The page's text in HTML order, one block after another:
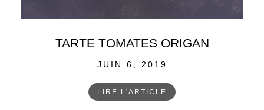
TARTE TOMATES ORIGAN
POSTED
JUIN 6, 2019
LIRE L'ARTICLE